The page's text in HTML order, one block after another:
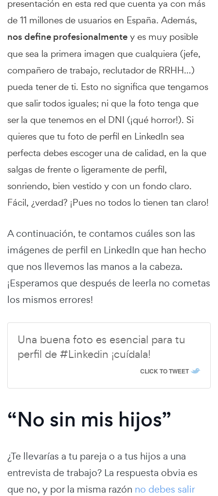
presentación en esta red que cuenta ya con más
de 11 millones de usuarios en España. Además,
nos define profesionalmente y es muy posible
que sea la primera imagen que cualquiera (jefe,
compañero de trabajo, reclutador de RRHH…)
pueda tener de ti. Esto no significa que tengamos
que salir todos iguales; ni que la foto tenga que
ser la que tenemos en el DNI (¡qué horror!). Si
quieres que tu foto de perfil en LinkedIn sea
perfecta debes escoger una de calidad, en la que
salgas de frente o ligeramente de perfil,
sonriendo, bien vestido y con un fondo claro.
Fácil, ¿verdad? ¡Pues no todos lo tienen tan claro!
A continuación, te contamos cuáles son las
imágenes de perfil en LinkedIn que han hecho
que nos llevemos las manos a la cabeza.
¡Esperamos que después de leerla no cometas
los mismos errores!
Una buena foto es esencial para tu
perfil de #Linkedin ¡cuídala!
CLICK TO TWEET
“No sin mis hijos”
¿Te llevarías a tu pareja o a tus hijos a una
entrevista de trabajo? La respuesta obvia es
que no, y por la misma razón no debes salir